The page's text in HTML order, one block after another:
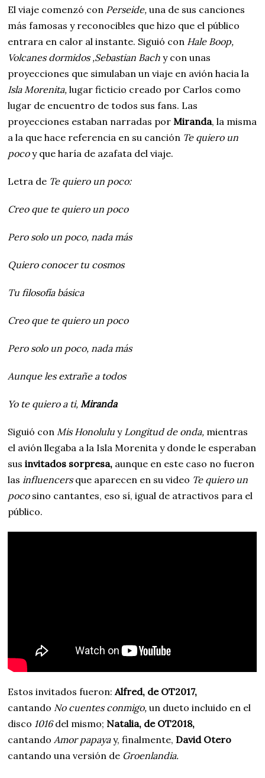
El viaje comenzó con Perseide, una de sus canciones
más famosas y reconocibles que hizo que el público
entrara en calor al instante. Siguió con Hale Boop,
Volcanes dormidos ,Sebastian Bach y con unas
proyecciones que simulaban un viaje en avión hacia la
Isla Morenita, lugar ficticio creado por Carlos como
lugar de encuentro de todos sus fans. Las
proyecciones estaban narradas por Miranda, la misma
a la que hace referencia en su canción Te quiero un
pocoy que haría de azafata del viaje.
Letra de Te quiero un poco:
Creo que te quiero un poco
Pero solo un poco, nada más
Quiero conocer tu cosmos
Tu filosofía básica
Creo que te quiero un poco
Pero solo un poco, nada más
Aunque les extrañe a todos
Yo te quiero a ti, Miranda
Siguió con Mis Honolulu y Longitud de onda, mientras
el avión llegaba a la Isla Morenita y donde le esperaban
susinvitados sorpresa, aunque en este caso no fueron
las influencersque aparecen en su video Te quiero un
pocosino cantantes, eso sí, igual de atractivos para el
público.
Estos invitados fueron:Alfred, de OT2017,
cantando No cuentes conmigo,un dueto incluido en el
disco 1016del mismo; Natalia, de OT2018,
cantando Amor papayay, finalmente, David Otero
cantando una versión de Groenlandia.